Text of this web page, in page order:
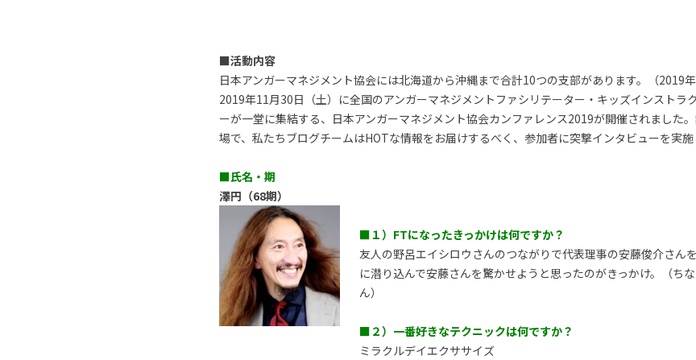
■活動内容
日本アンガーマネジメント協会には北海道から沖縄まで合計10つの支部があります。（2019年
2019年11月30日（土）に全国のアンガーマネジメントファシリテーター・キッズインストラ
ーが一堂に集結する、日本アンガーマネジメント協会カンファレンス2019が開催されました
場で、私たちブログチームはHOTな情報をお届けするべく、参加者に突撃インタビューを実施
■氏名・期
澤円（68期）
■１）FTになったきっかけは何ですか？
友人の野呂エイシロウさんのつながりで代表理事の安藤俊介さん
に潜り込んで安藤さんを驚かせようと思ったのがきっかけ。（ち
ん）
■２）一番好きなテクニックは何ですか？
ミラクルデイエクササイズ